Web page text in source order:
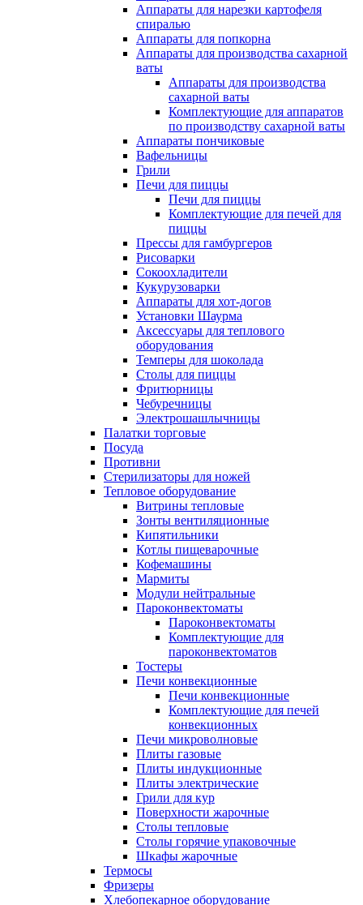
Аппараты для нарезки картофеля
спиралью
Аппараты для попкорна
Аппараты для производства сахарной
ваты
Аппараты для производства
сахарной ваты
Комплектующие для аппаратов
по производству сахарной ваты
Аппараты пончиковые
Вафельницы
Грили
Печи для пиццы
Печи для пиццы
Комплектующие для печей для
пиццы
Прессы для гамбургеров
Рисоварки
Сокоохладители
Кукурузоварки
Аппараты для хот-догов
Установки Шаурма
Аксессуары для теплового
оборудования
Темперы для шоколада
Столы для пиццы
Фритюрницы
Чебуречницы
Электрошашлычницы
Палатки торговые
Посуда
Противни
Стерилизаторы для ножей
Тепловое оборудование
Витрины тепловые
Зонты вентиляционные
Кипятильники
Котлы пищеварочные
Кофемашины
Мармиты
Модули нейтральные
Пароконвектоматы
Пароконвектоматы
Комплектующие для
пароконвектоматов
Тостеры
Печи конвекционные
Печи конвекционные
Комплектующие для печей
конвекционных
Печи микроволновые
Плиты газовые
Плиты индукционные
Плиты электрические
Грили для кур
Поверхности жарочные
Столы тепловые
Столы горячие упаковочные
Шкафы жарочные
Термосы
Фризеры
Хлебопекарное оборудование